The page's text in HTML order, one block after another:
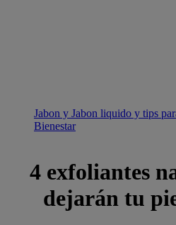
Jabon y Jabon liquido y tips
Bienestar
4 exfoliantes
dejarán tu